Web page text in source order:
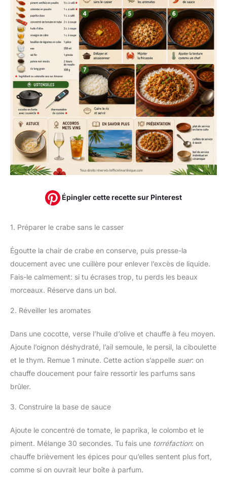
Épingler cette recette sur Pinterest
1. Préparer le crabe sans le casser
Égoutte la chair de crabe en conserve, puis presse-la
doucement avec une cuillère pour enlever l’excès de liquide.
Fais-le calmement: si tu écrases trop, tu perds les beaux
morceaux. Réserve dans un bol.
2. Réveiller les aromates
Dans une cocotte, verse l’huile d’olive et chauffe à feu moyen.
Ajoute l’oignon déshydraté, l’ail semoule, le persil, la ciboulette
et le thym. Remue 1 minute. Cette action s’appelle suer: on
chauffe doucement pour faire ressortir les parfums sans
brûler.
3. Construire la base de sauce
Ajoute le concentré de tomate, le paprika, le colombo et le
piment. Mélange 30 secondes. Tu fais une torréfaction: on
chauffe brièvement les épices pour qu’elles sentent plus fort,
comme si on ouvrait leur boîte à parfum.